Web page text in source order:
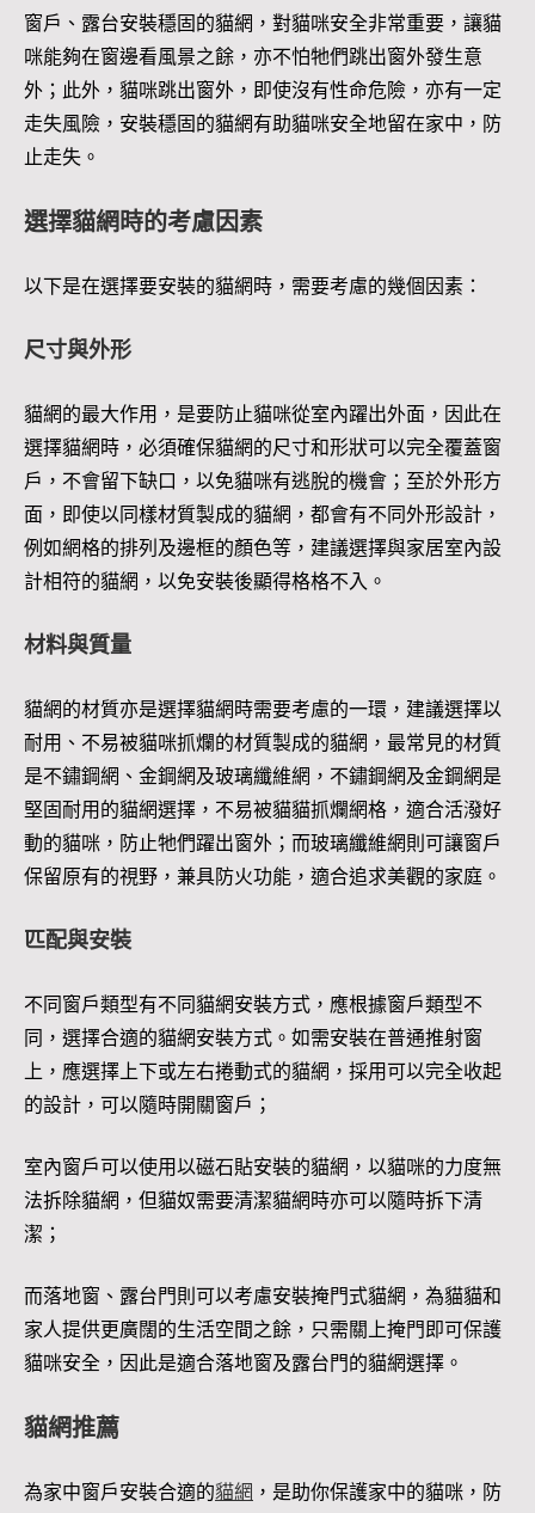
窗戶、露台安裝穩固的貓網，對貓咪安全非常重要，讓貓
咪能夠在窗邊看風景之餘，亦不怕牠們跳出窗外發生意
外；此外，貓咪跳出窗外，即使沒有性命危險，亦有一定
走失風險，安裝穩固的貓網有助貓咪安全地留在家中，防
止走失。
選擇貓網時的考慮因素
以下是在選擇要安裝的貓網時，需要考慮的幾個因素：
尺寸與外形
貓網的最大作用，是要防止貓咪從室內躍出外面，因此在
選擇貓網時，必須確保貓網的尺寸和形狀可以完全覆蓋窗
戶，不會留下缺口，以免貓咪有逃脫的機會；至於外形方
面，即使以同樣材質製成的貓網，都會有不同外形設計，
例如網格的排列及邊框的顏色等，建議選擇與家居室內設
計相符的貓網，以免安裝後顯得格格不入。
材料與質量
貓網的材質亦是選擇貓網時需要考慮的一環，建議選擇以
耐用、不易被貓咪抓爛的材質製成的貓網，最常見的材質
是不鏽鋼網、金鋼網及玻璃纖維網，不鏽鋼網及金鋼網是
堅固耐用的貓網選擇，不易被貓貓抓爛網格，適合活潑好
動的貓咪，防止牠們躍出窗外；而玻璃纖維網則可讓窗戶
保留原有的視野，兼具防火功能，適合追求美觀的家庭。
匹配與安裝
不同窗戶類型有不同貓網安裝方式，應根據窗戶類型不
同，選擇合適的貓網安裝方式。如需安裝在普通推射窗
上，應選擇上下或左右捲動式的貓網，採用可以完全收起
的設計，可以隨時開關窗戶；
室內窗戶可以使用以磁石貼安裝的貓網，以貓咪的力度無
法拆除貓網，但貓奴需要清潔貓網時亦可以隨時拆下清
潔；
而落地窗、露台門則可以考慮安裝掩門式貓網，為貓貓和
家人提供更廣闊的生活空間之餘，只需關上掩門即可保護
貓咪安全，因此是適合落地窗及露台門的貓網選擇。
貓網推薦
為家中窗戶安裝合適的貓網 ，是助你保護家中的貓咪，防